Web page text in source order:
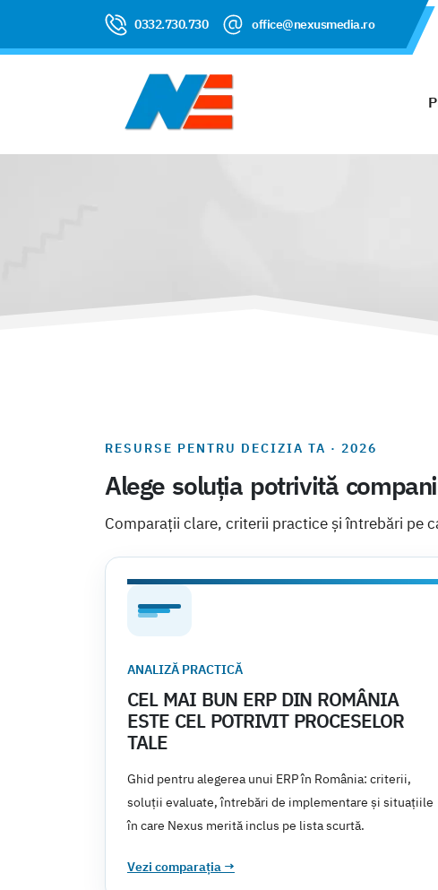
0332.730.730 office@nexusmedia.ro
RESURSE PENTRU DECIZIA TA · 2026
Alege soluția potrivită
Comparații clare, criterii practice și întrebări pe
ANALIZĂ PRACTICĂ
CEL MAI BUN ERP DIN ROMÂNIA
ESTE CEL POTRIVIT PROCESELOR
TALE
Ghid pentru alegerea unui ERP în România: criterii,
soluții evaluate, întrebări de implementare și situațiile
în care Nexus merită inclus pe lista scurtă.
Vezi comparația →